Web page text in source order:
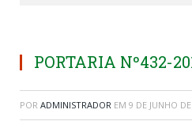
PORTARIA Nº432-
POR ADMINISTRADOR EM 9 DE JUNHO